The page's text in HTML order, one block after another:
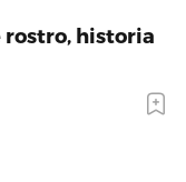
historia